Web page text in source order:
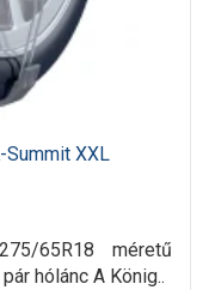
Summit XXL
65R18 méretű
hólánc A König..